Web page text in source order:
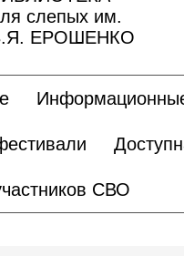
слепых им.
ЕРОШЕНКО
СВО